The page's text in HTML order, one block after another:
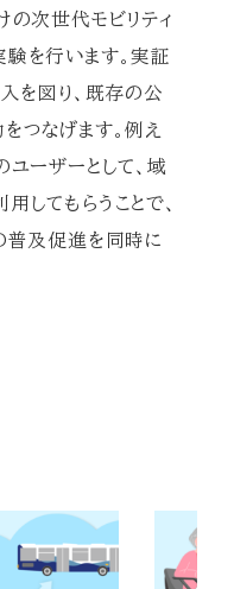
の次世代モビリティ
を行います。実証
を図り、既存の公
つなげます。例え
ーザーとして、域
してもらうことで、
普及促進を同時に